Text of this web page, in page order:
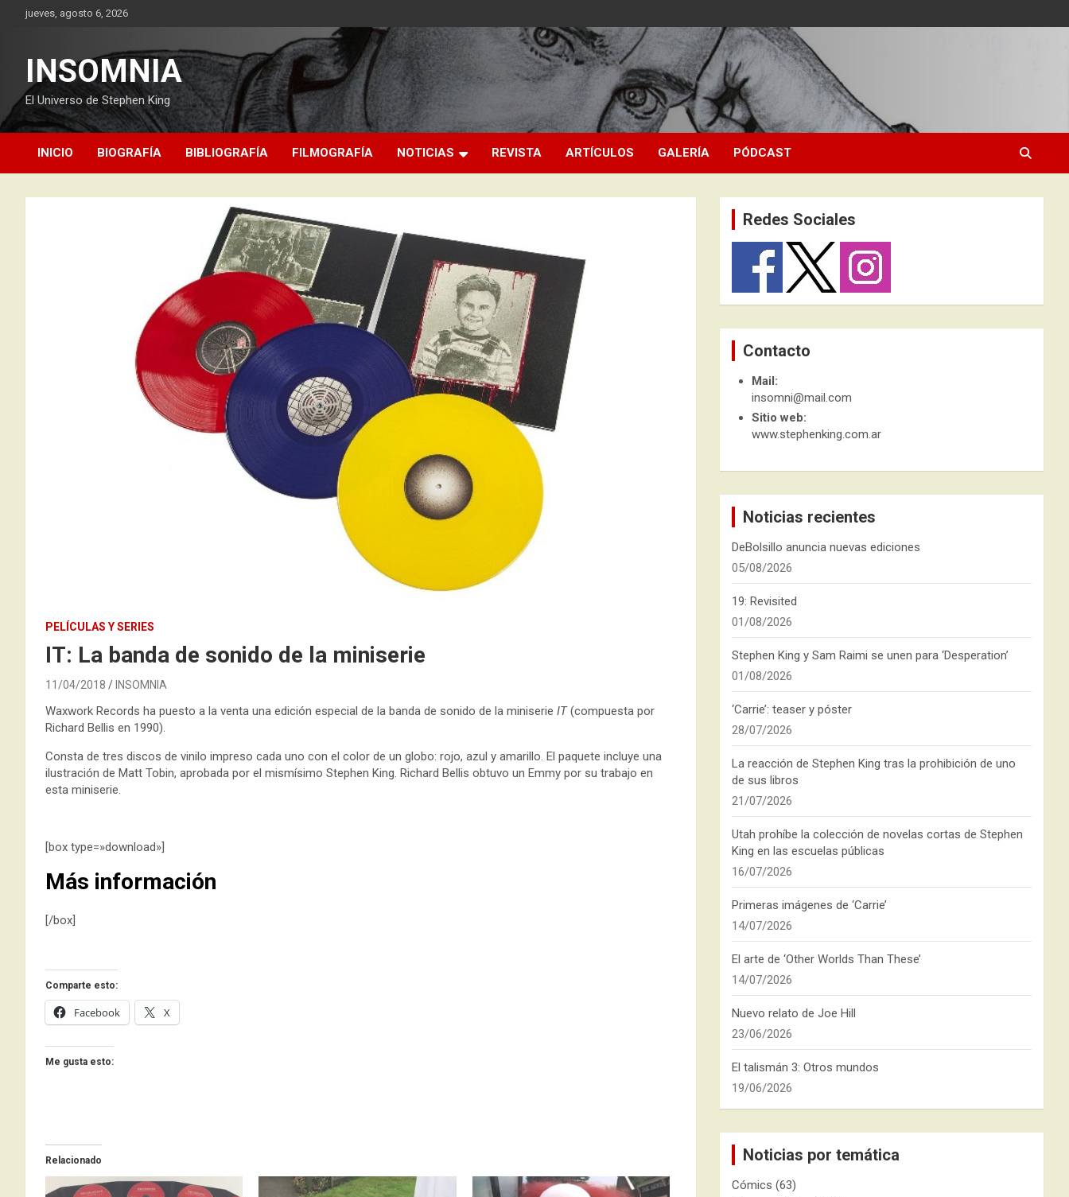
Saltarjueves, agosto 6, 2026
INSOMNIA
El Universo de Stephen King
INICIO BIOGRAFÍA BIBLIOGRAFÍA FILMOGRAFÍA NOTICIAS REVISTA ARTÍCULOS GALERÍA PÓDCAST
PELÍCULAS Y SERIES
IT: La banda de sonido de la miniserie
11/04/2018 INSOMNIA
Waxwork Records ha puesto a la venta una edición especial de la banda de sonido de la miniserie IT(compuesta por
Richard Bellis en 1990).
Consta de tres discos de vinilo impreso cada uno con el color de un globo: rojo, azul y amarillo. El paquete incluye una
ilustración de Matt Tobin, aprobada por el mismísimo Stephen King. Richard Bellis obtuvo un Emmy por su trabajo en
esta miniserie.
[box type=»download»]
Más información
[/box]
Comparte esto:
Facebook X
Me gusta esto:
Relacionado
Redes Sociales
Contacto
Mail:
insomni@mail.com
Sitio web:
www.stephenking.com.ar
Noticias recientes
DeBolsillo anuncia nuevas ediciones
05/08/2026
19: Revisited
01/08/2026
Stephen King y Sam Raimi se unen para ‘Desperation’
01/08/2026
‘Carrie’: teaser y póster
28/07/2026
La reacción de Stephen King tras la prohibición de uno
de sus libros
21/07/2026
Utah prohíbe la colección de novelas cortas de Stephen
King en las escuelas públicas
16/07/2026
Primeras imágenes de ‘Carrie’
14/07/2026
El arte de ‘Other Worlds Than These’
14/07/2026
Nuevo relato de Joe Hill
23/06/2026
El talismán 3: Otros mundos
19/06/2026
Noticias por temática
Cómics (63)